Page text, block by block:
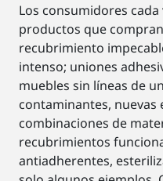
Los consumidores
productos que
recubrimiento
intenso; uniones
muebles sin líneas de
contaminantes, nuevas
combinaciones de
recubrimientos
antiadherentes,